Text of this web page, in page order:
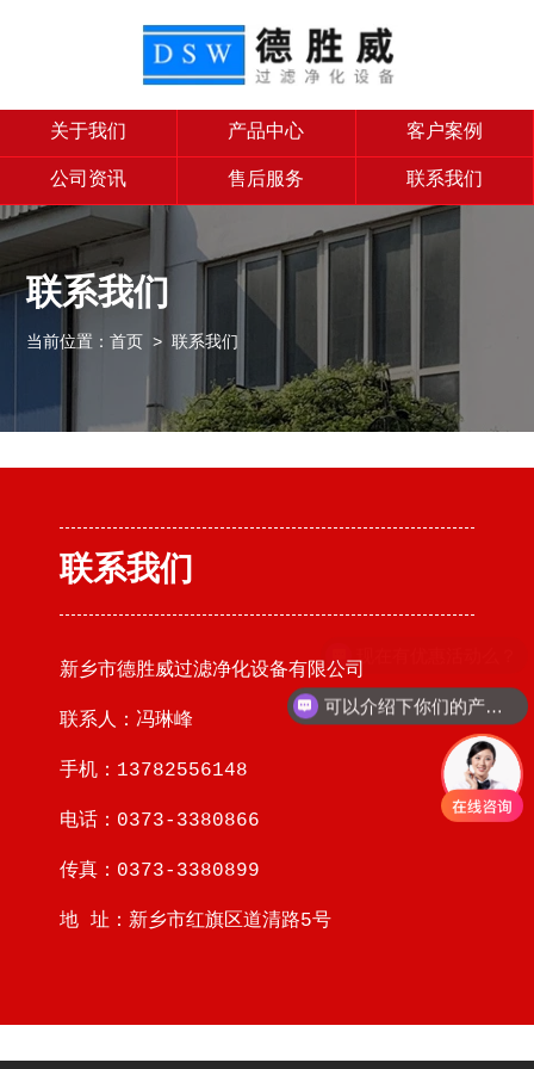
关于我们 产品中心 客户案例
公司资讯 售后服务 联系我们
联系我们
当前位置：首页 > 联系我们
联系我们
新乡市德胜威过滤净化设备有限公司
联系人：冯琳峰
手机：13782556148
电话：0373-3380866
传真：0373-3380899
地 址：新乡市红旗区道清路5号
可以介绍下你们的产品么？